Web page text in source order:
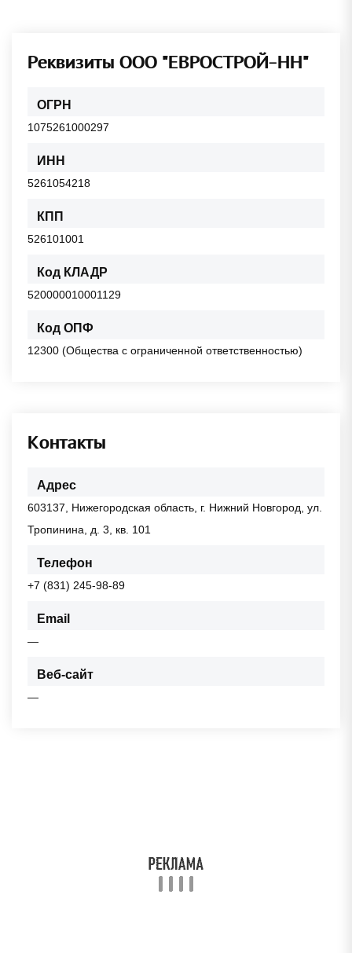
Реквизиты ООО "ЕВРОСТРОЙ-НН"
ОГРН
1075261000297
ИНН
5261054218
КПП
526101001
Код КЛАДР
520000010001129
Код ОПФ
12300 (Общества с ограниченной ответственностью)
Контакты
Адрес
603137, Нижегородская область, г. Нижний Новгород, ул.
Тропинина, д. 3, кв. 101
Телефон
+7 (831) 245-98-89
Email
—
Веб-сайт
—